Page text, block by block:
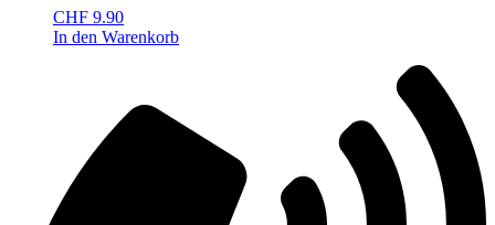
CHF 9.90
In den Warenkorb